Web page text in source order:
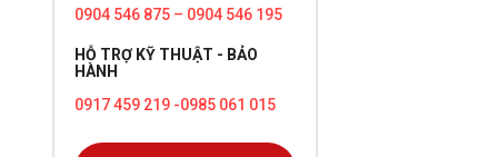
0904 546 875 – 0904 546 195
HỖ TRỢ KỸ THUẬT - BẢO
HÀNH
0917 459 219 -0985 061 015